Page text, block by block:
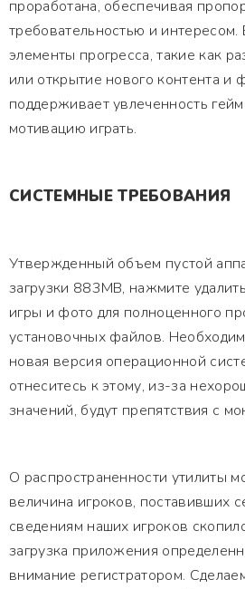
проработана, обеспечивая
требовательностью и интересом.
элементы прогресса, такие как
или открытие нового контента и
поддерживает увлеченность
мотивацию играть.
СИСТЕМНЫЕ ТРЕБОВАНИЯ
Утвержденный объем пустой
загрузки 883MB, нажмите
игры и фото для полноценного
установочных файлов.
новая версия операционной
отнеситесь к этому, из-за
значений, будут препятствия с
О распространенности утилиты
величина игроков, поставивших
сведениям наших игроков
загрузка приложения
внимание регистратором.